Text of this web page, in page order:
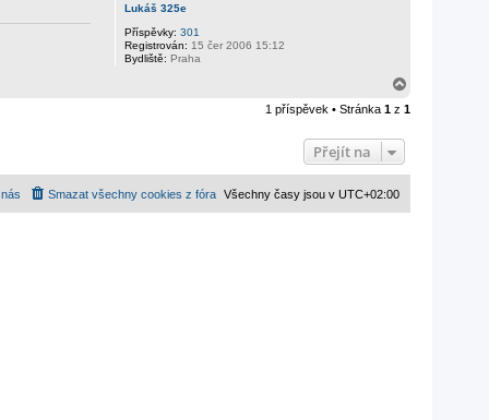
Lukáš 325e
Příspěvky: 301
Registrován: 15 čer 2006 15:12
Bydliště: Praha
h
1 příspěvek • Stránka 1 z 1
Přejít na
Všechny časy jsou v UTC+02:00
Smazat všechny cookies z fóra